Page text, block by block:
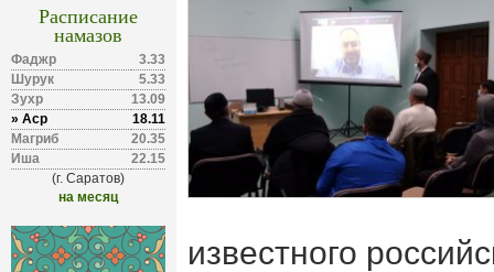
Расписание
намазов
Фаджр
3.33
Шурук
5.33
Зухр
13.09
» Аср
18.11
Магриб
20.35
Иша
22.15
(г. Саратов)
на месяц
известного